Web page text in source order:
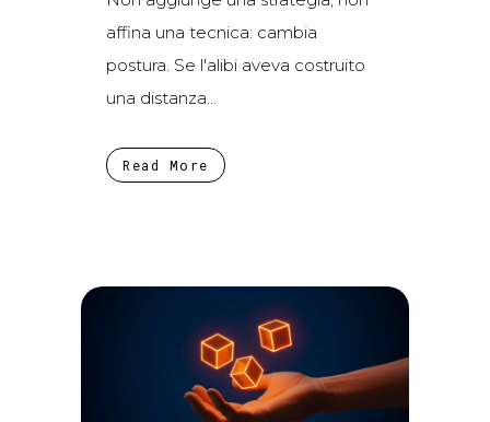
affina una tecnica: cambia
postura. Se l'alibi aveva costruito
una distanza...
Read More